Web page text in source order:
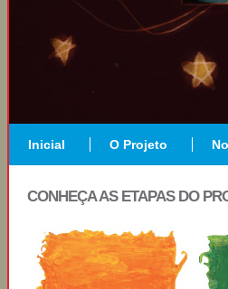
Inicial O Projeto
CONHEÇA AS ETAPAS DO